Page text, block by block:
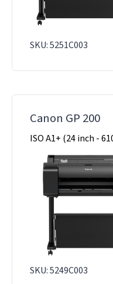
SKU: 5251C003
Canon GP 200
ISO A1+ (24 inch -
SKU: 5249C003